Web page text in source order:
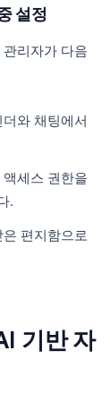
설정
리자가 다음
와 채팅에서
세스 권한을
.
편지함으로
기반 자